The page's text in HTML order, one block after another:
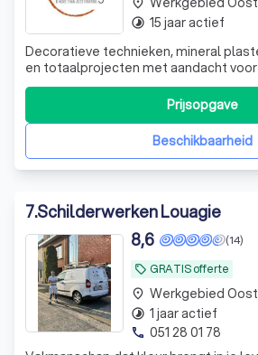
Decoratieve technieken, mineral
en totaalprojecten met aandacht
details...
Beschikbaarheid
Prijsopgave
timelapse 15 jaar actief
7.Schilderwerken Louagie
local_offer GRATIS offerte
(14)
8,6
place Werkgebied
timelapse 1 jaar actief
phone 051 28 01 78